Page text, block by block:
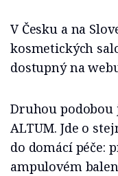
V Česku a na
kosmetických
dostupný na
Druhou podobou
ALTUM. Jde o
do domácí péče:
ampulovém